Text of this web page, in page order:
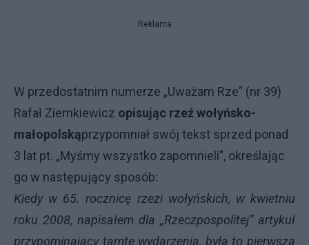
Reklama
W przedostatnim numerze „Uważam Rze” (nr 39)
Rafał Ziemkiewicz opisując rzeź wołyńsko-
małopolskąprzypomniał swój tekst sprzed ponad
3 lat pt. „Myśmy wszystko zapomnieli”, określając
go w następujący sposób:
Kiedy w 65. rocznicę rzezi wołyńskich, w kwietniu
roku 2008, napisałem dla „Rzeczpospolitej” artykuł
przypominający tamte wydarzenia, była to pierwsza